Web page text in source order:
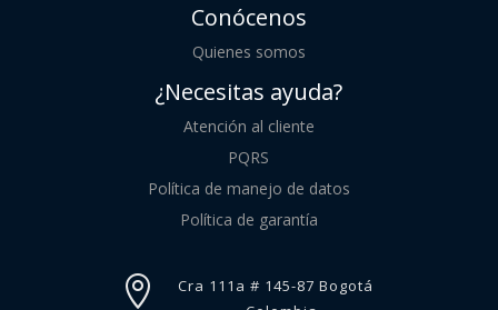
Conócenos
Quienes somos
¿Necesitas ayuda?
Atención al cliente
PQRS
Política de manejo de datos
Política de garantía

Cra 111a # 145-87 Bogotá